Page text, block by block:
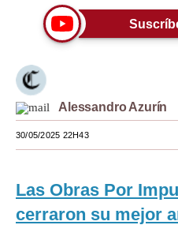
EEUU
España
Tecnología
Mix
Alessandro Azurín
30/05/2025 22H43
Las Obras Por
cerraron su mejor